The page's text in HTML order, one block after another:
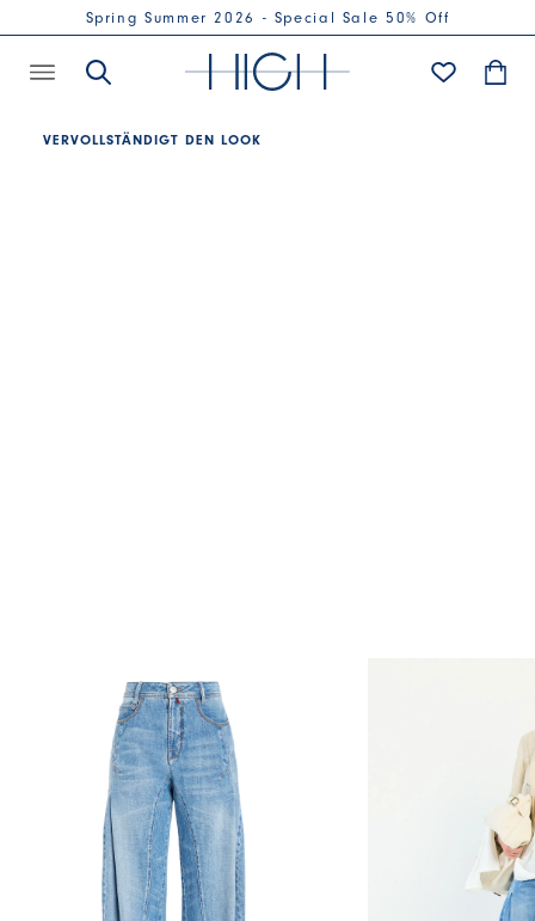
Spring Summer 2026 - Special Sale 50% Off
VERVOLLSTÄNDIGT DEN LOOK